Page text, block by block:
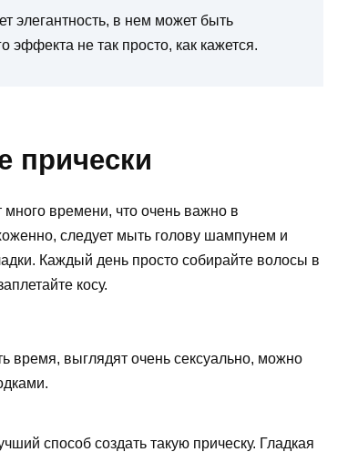
элегантность, в нем может быть
эффекта не так просто, как кажется.
прически
времени, что очень важно в
следует мыть голову шампунем и
Каждый день просто собирайте волосы в
косу.
время, выглядят очень сексуально, можно
способ создать такую ​​прическу. Гладкая